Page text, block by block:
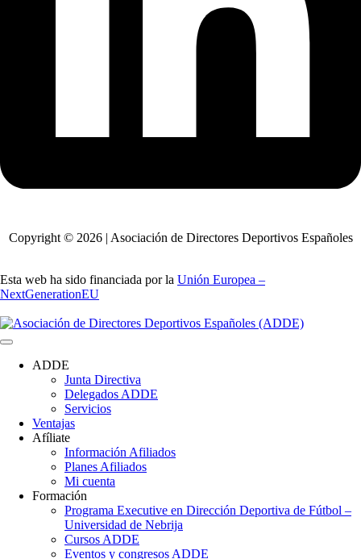
Copyright © 2026 | Asociación de Directores Deportivos Españoles
Esta web ha sido financiada por la Unión Europea –
NextGenerationEU
ADDE
Junta Directiva
Delegados ADDE
Servicios
Ventajas
Afíliate
Información Afiliados
Planes Afiliados
Mi cuenta
Formación
Programa Executive en Dirección Deportiva de Fútbol –
Universidad de Nebrija
Cursos ADDE
Eventos y congresos ADDE